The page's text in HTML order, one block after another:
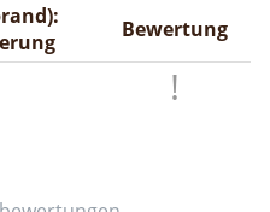
Bewertung